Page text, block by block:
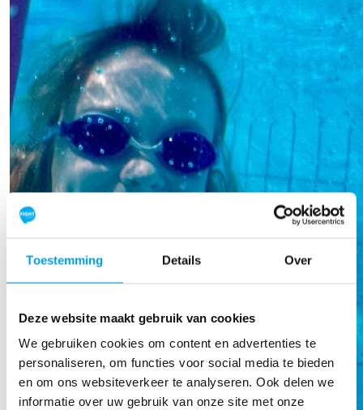
Toestemming Details Over
Deze website maakt gebruik van cookies
We gebruiken cookies om content en advertenties te
personaliseren, om functies voor social media te bieden
en om ons websiteverkeer te analyseren. Ook delen we
informatie over uw gebruik van onze site met onze
Statiegeld Opbrengst Namens Wim En
Teuni Van Doorn
Heel veel succes!
Goed bezig